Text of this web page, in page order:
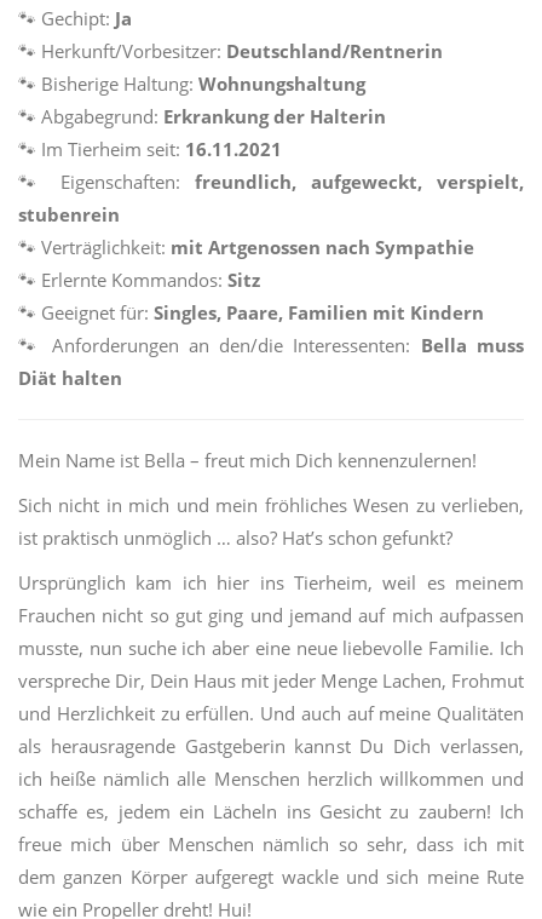
🐾 Gechipt: Ja
🐾 Herkunft/Vorbesitzer: Deutschland/Rentnerin
🐾 Bisherige Haltung: Wohnungshaltung
🐾 Abgabegrund: Erkrankung der Halterin
🐾 Im Tierheim seit: 16.11.2021
🐾
Eigenschaften: freundlich, aufgeweckt, verspielt,
stubenrein
🐾 Verträglichkeit: mit Artgenossen nach Sympathie
🐾 Erlernte Kommandos: Sitz
🐾 Geeignet für: Singles, Paare, Familien mit Kindern
🐾
Anforderungen an den/die Interessenten: Bella muss
Diät halten
Mein Name ist Bella – freut mich Dich kennenzulernen!
Sich nicht in mich und mein fröhliches Wesen zu verlieben,
ist praktisch unmöglich … also? Hat’s schon gefunkt?
Ursprünglich kam ich hier ins Tierheim, weil es meinem
Frauchen nicht so gut ging und jemand auf mich aufpassen
musste, nun suche ich aber eine neue liebevolle Familie. Ich
verspreche Dir, Dein Haus mit jeder Menge Lachen, Frohmut
und Herzlichkeit zu erfüllen. Und auch auf meine Qualitäten
als herausragende Gastgeberin kannst Du Dich verlassen,
ich heiße nämlich alle Menschen herzlich willkommen und
schaffe es, jedem ein Lächeln ins Gesicht zu zaubern! Ich
freue mich über Menschen nämlich so sehr, dass ich mit
dem ganzen Körper aufgeregt wackle und sich meine Rute
wie ein Propeller dreht! Hui!